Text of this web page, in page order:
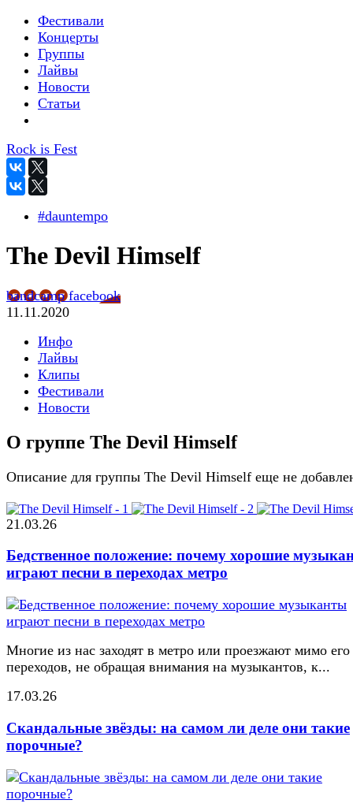
Фестивали
Концерты
Группы
Лайвы
Новости
Статьи
Rock is Fest
#dauntempo
The Devil Himself
bandcampfacebook
11.11.2020
Инфо
Лайвы
Клипы
Фестивали
Новости
О группе The Devil Himself
Описание для группы The Devil Himself еще не
21.03.26
Бедственное положение: почему хорошие
играют песни в переходах метро
Многие из нас заходят в метро или проезжают мимо его
переходов, не обращая внимания на музыкантов, к...
17.03.26
Скандальные звёзды: на самом ли деле они такие
порочные?